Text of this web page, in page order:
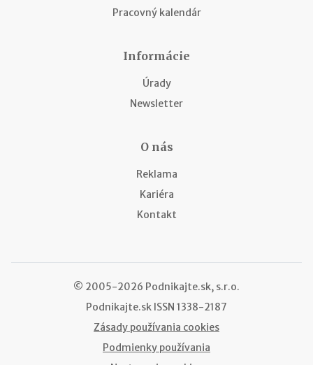
Pracovný kalendár
Informácie
Úrady
Newsletter
O nás
Reklama
Kariéra
Kontakt
© 2005-2026 Podnikajte.sk, s.r.o.
Podnikajte.sk ISSN 1338-2187
Zásady používania cookies
Podmienky používania